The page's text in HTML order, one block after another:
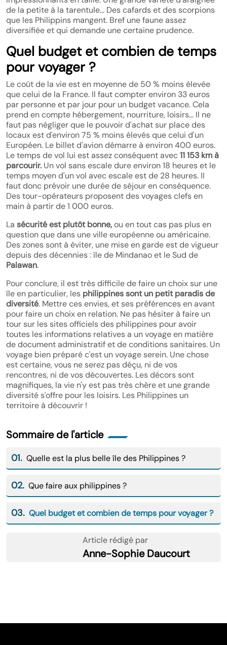
de la petite à la tarentule… Des cafards et des scorpions
que les Philippins mangent. Bref une faune assez
diversifiée et qui demande une certaine prudence.
Quel budget et combien de temps
pour voyager ?
Le coût de la vie est en moyenne de 50 % moins élevée
que celui de la France. Il faut compter environ 33 euros
par personne et par jour pour un budget vacance. Cela
prend en compte hébergement, nourriture, loisirs… Il ne
faut pas négliger que le pouvoir d'achat sur place des
locaux est d'environ 75 % moins élevés que celui d'un
Européen. Le billet d'avion démarre à environ 400 euros.
Le temps de vol lui est assez conséquent avec11 153 km à
parcourir. Un vol sans escale dure environ 18 heures et le
temps moyen d'un vol avec escale est de 28 heures. Il
faut donc prévoir une durée de séjour en conséquence.
Des tour-opérateurs proposent des voyages clefs en
main à partir de 1 000 euros.
La sécurité est plutôt bonne,ou en tout cas pas plus en
question que dans une ville européenne ou américaine.
Des zones sont à éviter, une mise en garde est de vigueur
depuis des décennies : île de Mindanao et le Sud de
Palawan.
Pour conclure, il est très difficile de faire un choix sur une
île en particulier, les philippines sont un petit paradis de
diversité. Mettre ces envies, et ses préférences en avant
pour faire un choix en relation. Ne pas hésiter à faire un
tour sur les sites officiels des philippines pour avoir
toutes les informations relatives a un voyage en matière
de document administratif et de conditions sanitaires. Un
voyage bien préparé c'est un voyage serein. Une chose
est certaine, vous ne serez pas déçu, ni de vos
rencontres, ni de vos découvertes. Les décors sont
magnifiques, la vie n'y est pas très chère et une grande
diversité s'offre pour les loisirs. Les Philippines un
territoire à découvrir !
Sommaire de l'article
01. Quelle est la plus belle île des Philippines ?
02. Que faire aux philippines ?
03. Quel budget et combien de temps pour voyager ?
Article rédigé par
Anne-Sophie Daucourt